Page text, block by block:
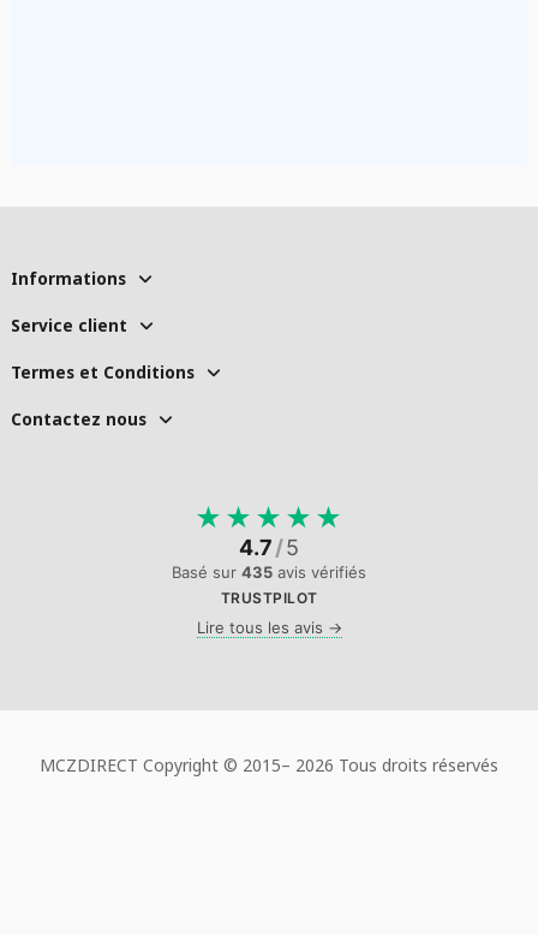
Informations
Service client
Termes et Conditions
Contactez nous
★ ★ ★ ★ ★
4.7/5
Basé sur 435 avis vérifiés
TRUSTPILOT
Lire tous les avis →
MCZDIRECT Copyright © 2015– 2026 Tous droits réservés